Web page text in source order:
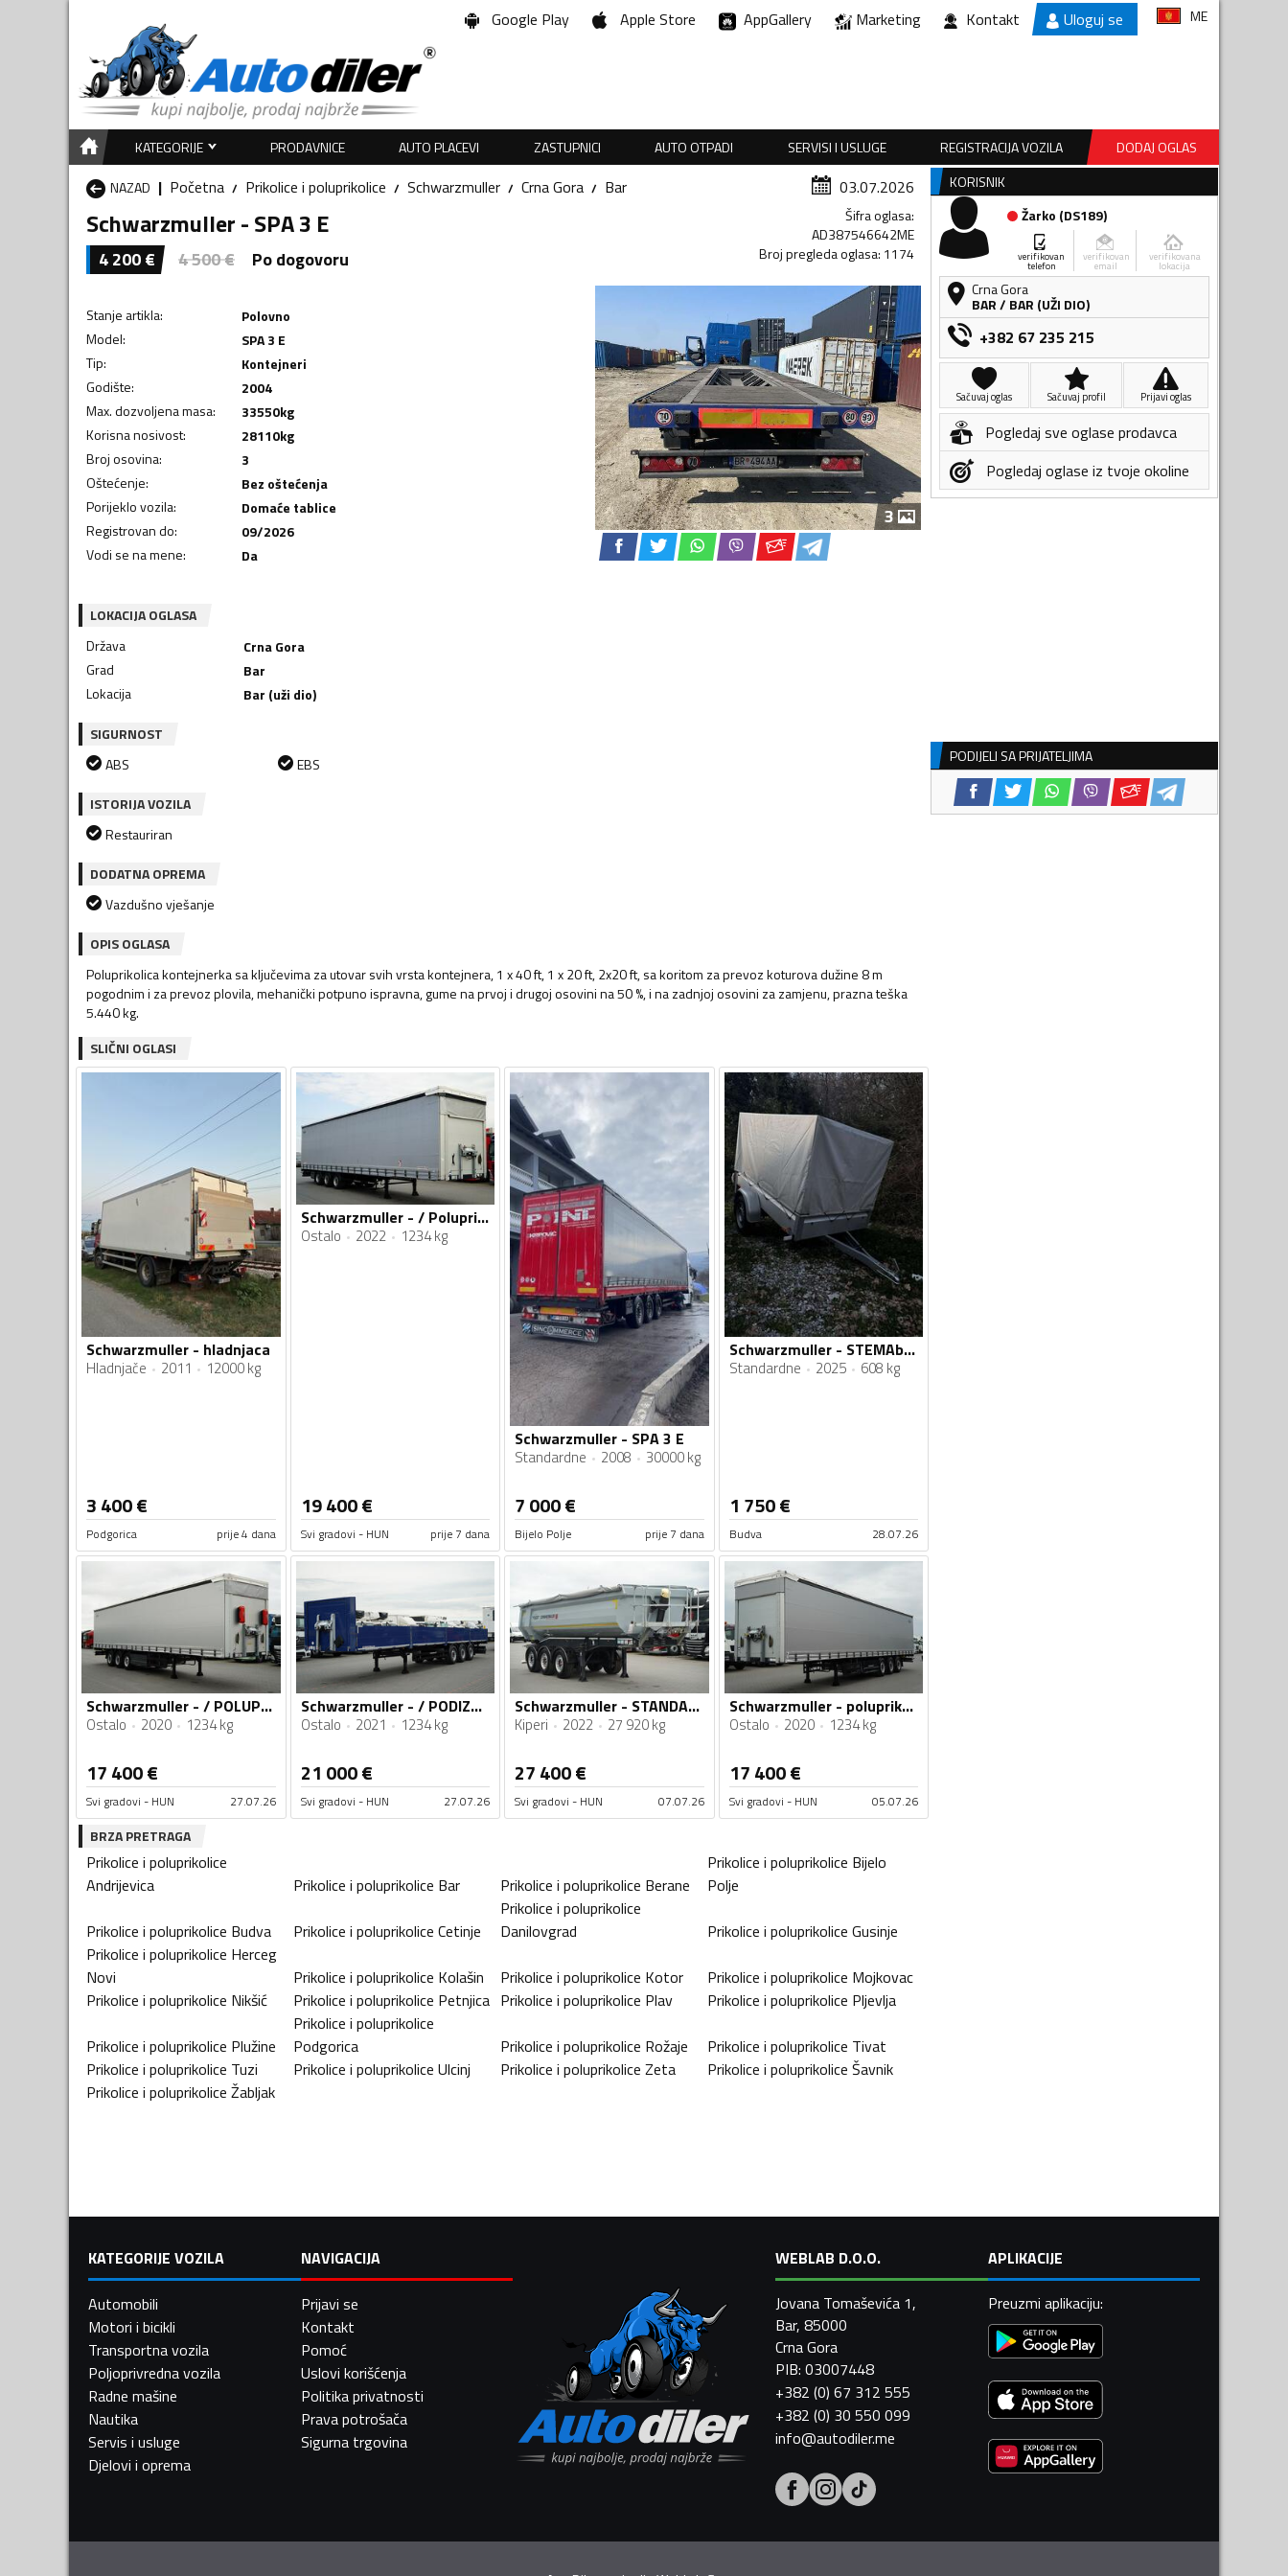
Google Play Apple Store AppGallery Marketing Kontakt Uloguj se ME
KATEGORIJE PRODAVNICE AUTO PLACEVI ZASTUPNICI AUTO OTPADI SERVISI I USLUGE REGISTRACIJA VOZILA
DODAJ OGLAS
NAZAD
Početna Prikolice i poluprikolice Schwarzmuller Crna Gora Bar 03.07.2026
Schwarzmuller - SPA 3 E
4 200€ 4 500€ Po dogovoru
Šifra oglasa:
AD387546642ME
Broj pregleda oglasa: 1174
Stanje artikla:
Polovno
Model:
SPA 3 E
Tip:
Kontejneri
Godište:
2004
Max. dozvoljena masa: 33550kg
Korisna nosivost: 28110kg
Broj osovina:
3
Oštećenje:
Bez oštećenja
Porijeklo vozila:
Domaće tablice
Registrovan do:
09/2026
Vodi se na mene: Da
3
LOKACIJA OGLASA
Država
Crna Gora
Grad
Bar
Lokacija
Bar (uži dio)
SIGURNOST
ABS
EBS
ISTORIJA VOZILA
Restauriran
DODATNA OPREMA
Vazdušno vješanje
OPIS OGLASA
Poluprikolica kontejnerka sa ključevima za utovar svih vrsta kontejnera, 1 x 40 ft, 1 x 20 ft, 2x20 ft, sa koritom za prevoz koturova dužine 8 m
pogodnim i za prevoz plovila, mehanički potpuno ispravna, gume na prvoj i drugoj osovini na 50 %, i na zadnjoj osovini za zamjenu, prazna teška
5.440 kg.
SLIČNI OGLASI
Schwarzmuller - hladnjaca
Hladnjače 2011 12000 kg
3 400€
Podgorica prije 4 dana
Schwarzmuller - / Poluprikolica sa Ceradom / IMP-4653
Ostalo 2022 1234 kg
19 400€
Svi gradovi - HUN prije 7 dana
Schwarzmuller - SPA 3 E
Standardne 2008 30000 kg
7 000€
Bijelo Polje prije 7 dana
Schwarzmuller - STEMAbhr750
Standardne 2025 608 kg
1 750€
Budva 28.07.26
Schwarzmuller - / POLUPRIKOLICA SA CERADOM / IMP-4560
Ostalo 2020 1234 kg
17 400€
Svi gradovi - HUN 27.07.26
Schwarzmuller - / PODIZNA OSOVINA / SAF / ZA GRAĐEVINU / POLUPRIKOLICA SA RAVNOM PLATFORMOM / IMP...
Ostalo 2021 1234 kg
21 000€
Svi gradovi - HUN 27.07.26
Schwarzmuller - STANDARD poluprikolica kipera / IMP-4429
Kiperi 2022 27 920 kg
27 400€
Svi gradovi - HUN 07.07.26
Schwarzmuller - poluprikolica sa kliznom ceradom / IMP-4389
Ostalo 2020 1234 kg
17 400€
Svi gradovi - HUN 05.07.26
BRZA PRETRAGA
Prikolice i poluprikolice
Andrijevica
Prikolice i poluprikolice Bar Prikolice i poluprikolice Berane
Prikolice i poluprikolice Bijelo
Polje
Prikolice i poluprikolice Budva Prikolice i poluprikolice Cetinje
Prikolice i poluprikolice
Danilovgrad
Prikolice i poluprikolice Gusinje
Prikolice i poluprikolice Herceg
Novi
Prikolice i poluprikolice Kolašin Prikolice i poluprikolice Kotor Prikolice i poluprikolice Mojkovac
Prikolice i poluprikolice Nikšić Prikolice i poluprikolice Petnjica Prikolice i poluprikolice Plav Prikolice i poluprikolice Pljevlja
Prikolice i poluprikolice Plužine
Prikolice i poluprikolice
Podgorica
Prikolice i poluprikolice Rožaje Prikolice i poluprikolice Tivat
Prikolice i poluprikolice Tuzi Prikolice i poluprikolice Ulcinj Prikolice i poluprikolice Zeta Prikolice i poluprikolice Šavnik
Prikolice i poluprikolice Žabljak
KORISNIK
Žarko (DS189)
verifikovan
telefon
verifikovan
email
verifikovana
lokacija
Crna Gora
BAR/ BAR (UŽI DIO)
+382 67 235 215
Sačuvaj oglas Sačuvaj profil Prijavi oglas
Pogledaj sve oglase prodavca
Pogledaj oglase iz tvoje okoline
PODIJELI SA PRIJATELJIMA
KATEGORIJE VOZILA
Automobili
Motori i bicikli
Transportna vozila
Poljoprivredna vozila
Radne mašine
Nautika
Servis i usluge
Djelovi i oprema
NAVIGACIJA
Prijavi se
Kontakt
Pomoć
Uslovi korišćenja
Politika privatnosti
Prava potrošača
Sigurna trgovina
WEBLAB D.O.O.
Jovana Tomaševića 1,
Bar, 85000
Crna Gora
PIB: 03007448
+382 (0) 67 312 555
+382 (0) 30 550 099
info@autodiler.me
APLIKACIJE
Preuzmi aplikaciju: